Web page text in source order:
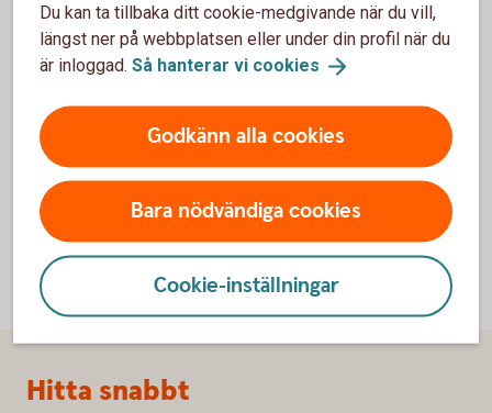
Macro First Look publiceras strax efter att de viktigaste
makronyckeltal för Norge har publicerats. Analysen
utvärderar våra estimat mot de faktiska utvecklingarna,
möjliga trendskiften och marknadsimplikationer.
Macro First
Du kan ta tillbaka ditt cookie-medgivande när du vill,
längst ner på webbplatsen eller under din profil när du
är inloggad. Så hanterar vi cookies
Godkänn alla cookies
Bara nödvändiga cookies
Cookie-inställningar
Sidfot
Hitta snabbt